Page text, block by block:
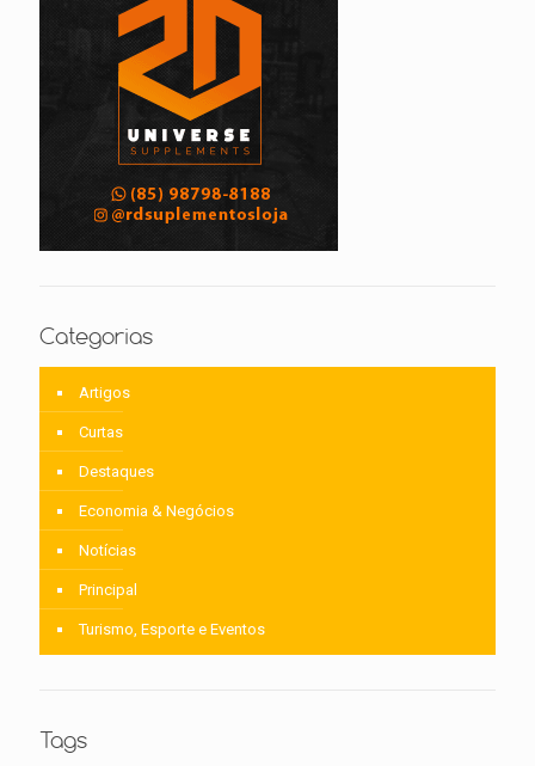
Categorias
Artigos
Curtas
Destaques
Economia & Negócios
Notícias
Principal
Turismo, Esporte e Eventos
Tags